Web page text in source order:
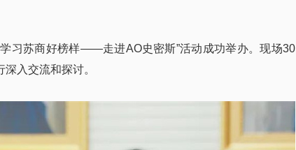
习苏商好榜样——走进AO史密斯”活动成功举办。现场30
入交流和探讨。